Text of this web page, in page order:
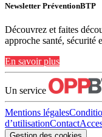
Newsletter PréventionBTP
Découvrez et faites
approche santé, sécurité
En savoir plus
Un service
Mentions légales
d’utilisationContact